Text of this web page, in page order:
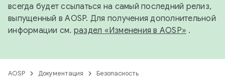
всегда будет ссылаться на самый последний релиз,
выпущенный в AOSP. Для получения дополнительной
информации см. раздел «Изменения в AOSP» .
AOSP Документация Безопасность